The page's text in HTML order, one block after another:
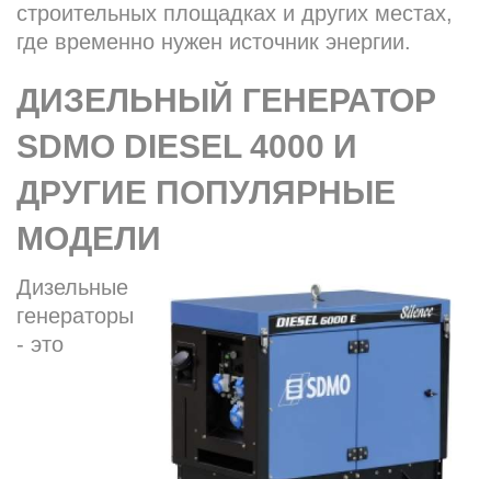
строительных площадках и других местах,
где временно нужен источник энергии.
ДИЗЕЛЬНЫЙ ГЕНЕРАТОР
SDMO DIESEL 4000 И
ДРУГИЕ ПОПУЛЯРНЫЕ
МОДЕЛИ
Дизельные
генераторы
- это